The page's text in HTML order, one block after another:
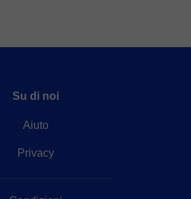
Su di noi
Aiuto
Privacy